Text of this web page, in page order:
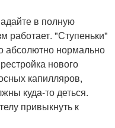
в полную
работает. "Ступеньки"
абсолютно нормально
нового
капилляров,
куда-то деться.
привыкнуть к